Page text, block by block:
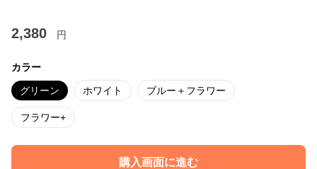
2,380 円
カラー
グリーン ホワイト ブルー＋フラワー
フラワー+
購入画面に進む